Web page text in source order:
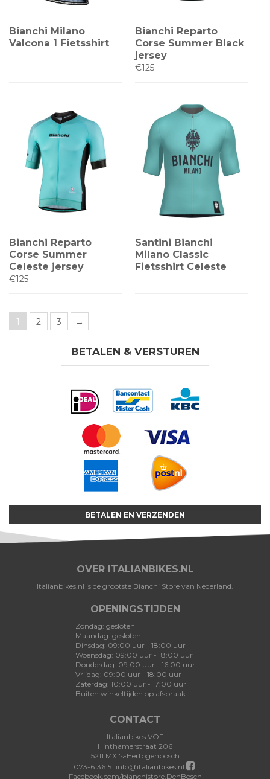
Bianchi Milano
Valcona 1 Fietsshirt
Bianchi Reparto
Corse Summer Black
jersey
€125
Bianchi Reparto
Corse Summer
Celeste jersey
€125
Santini Bianchi
Milano Classic
Fietsshirt Celeste
1 2 3 →
BETALEN & VERSTUREN
BETALEN EN VERZENDEN
OVER ITALIANBIKES.NL
Italianbikes.nl is de grootste Bianchi Store van Nederland.
OPENINGSTIJDEN
Zondag: gesloten
Maandag: gesloten
Dinsdag: 09:00 uur - 18:00 uur
Woensdag: 09:00 uur - 18:00 uur
Donderdag: 09:00 uur - 16:00 uur
Vrijdag: 09:00 uur - 18:00 uur
Zaterdag: 10:00 uur - 17:00 uur
Buiten winkeltijden op afspraak
CONTACT
Italianbikes VOF
Hinthamerstraat 206
5211 MX 's-Hertogenbosch
073-6136151 info@italianbikes.nl
Facebook.com/bianchistore.DenBosch